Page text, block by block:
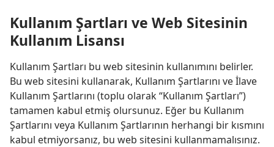
Kullanım Şartları ve Web Sitesinin
Kullanım Lisansı
Kullanım Şartları bu web sitesinin kullanımını belirler.
Bu web sitesini kullanarak, Kullanım Şartlarını ve İlave
Kullanım Şartlarını (toplu olarak “Kullanım Şartları”)
tamamen kabul etmiş olursunuz. Eğer bu Kullanım
Şartlarını veya Kullanım Şartlarının herhangi bir kısmını
kabul etmiyorsanız, bu web sitesini kullanmamalısınız.